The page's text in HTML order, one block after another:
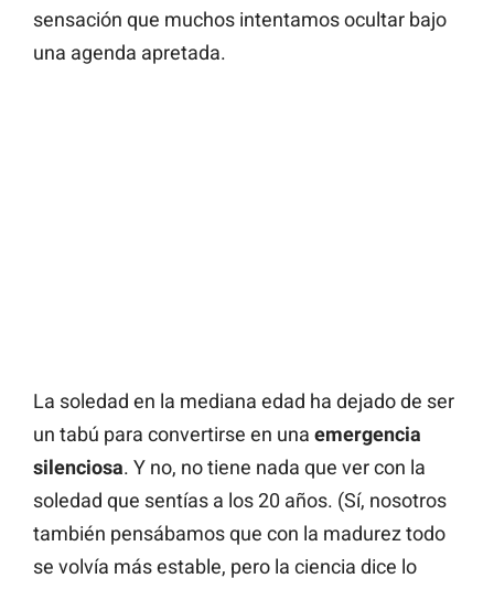
sensación que muchos intentamos ocultar bajo
una agenda apretada.
La soledad en la mediana edad ha dejado de ser
un tabú para convertirse en una emergencia
silenciosa. Y no, no tiene nada que ver con la
soledad que sentías a los 20 años. (Sí, nosotros
también pensábamos que con la madurez todo
se volvía más estable, pero la ciencia dice lo